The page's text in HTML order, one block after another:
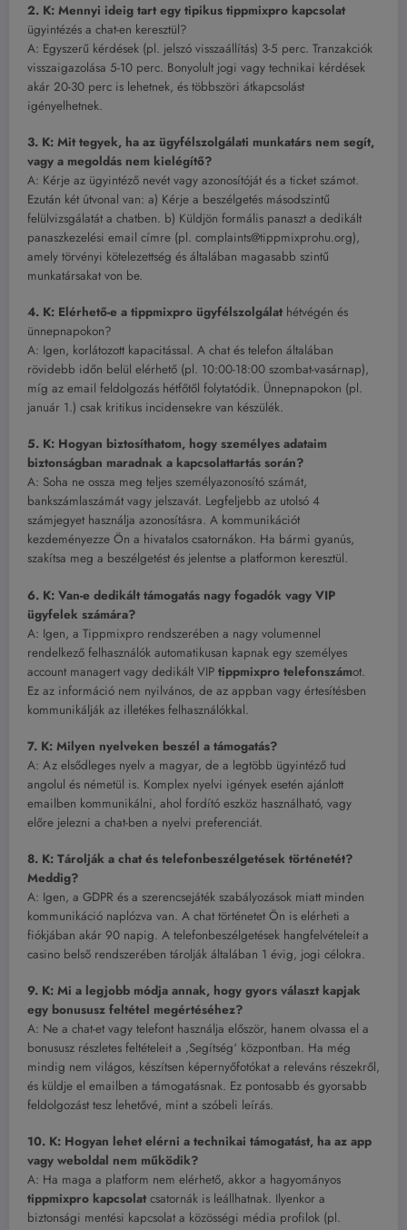
2. K: Mennyi ideig tart egy tipikus tippmixpro kapcsolat
ügyintézés a chat-en keresztül?
A: Egyszerű kérdések (pl. jelszó visszaállítás) 3-5 perc. Tranzakciók
visszaigazolása 5-10 perc. Bonyolult jogi vagy technikai kérdések
akár 20-30 perc is lehetnek, és többszöri átkapcsolást
igényelhetnek.
3. K: Mit tegyek, ha az ügyfélszolgálati munkatárs nem segít,
vagy a megoldás nem kielégítő?
A: Kérje az ügyintéző nevét vagy azonosítóját és a ticket számot.
Ezután két útvonal van: a) Kérje a beszélgetés másodszintű
felülvizsgálatát a chatben. b) Küldjön formális panaszt a dedikált
panaszkezelési email címre (pl. complaints@tippmixprohu.org),
amely törvényi kötelezettség és általában magasabb szintű
munkatársakat von be.
4. K: Elérhető-e a tippmixpro ügyfélszolgálat hétvégén és
ünnepnapokon?
A: Igen, korlátozott kapacitással. A chat és telefon általában
rövidebb időn belül elérhető (pl. 10:00-18:00 szombat-vasárnap),
míg az email feldolgozás hétfőtől folytatódik. Ünnepnapokon (pl.
január 1.) csak kritikus incidensekre van készülék.
5. K: Hogyan biztosíthatom, hogy személyes adataim
biztonságban maradnak a kapcsolattartás során?
A: Soha ne ossza meg teljes személyazonosító számát,
bankszámlaszámát vagy jelszavát. Legfeljebb az utolsó 4
számjegyet használja azonosításra. A kommunikációt
kezdeményezze Ön a hivatalos csatornákon. Ha bármi gyanús,
szakítsa meg a beszélgetést és jelentse a platformon keresztül.
6. K: Van-e dedikált támogatás nagy fogadók vagy VIP
ügyfelek számára?
A: Igen, a Tippmixpro rendszerében a nagy volumennel
rendelkező felhasználók automatikusan kapnak egy személyes
account managert vagy dedikált VIP tippmixpro telefonszámot.
Ez az információ nem nyilvános, de az appban vagy értesítésben
kommunikálják az illetékes felhasználókkal.
7. K: Milyen nyelveken beszél a támogatás?
A: Az elsődleges nyelv a magyar, de a legtöbb ügyintéző tud
angolul és németül is. Komplex nyelvi igények esetén ajánlott
emailben kommunikálni, ahol fordító eszköz használható, vagy
előre jelezni a chat-ben a nyelvi preferenciát.
8. K: Tárolják a chat és telefonbeszélgetések történetét?
Meddig?
A: Igen, a GDPR és a szerencsejáték szabályozások miatt minden
kommunikáció naplózva van. A chat történetet Ön is elérheti a
fiókjában akár 90 napig. A telefonbeszélgetések hangfelvételeit a
casino belső rendszerében tárolják általában 1 évig, jogi célokra.
9. K: Mi a legjobb módja annak, hogy gyors választ kapjak
egy bonususz feltétel megértéséhez?
A: Ne a chat-et vagy telefont használja először, hanem olvassa el a
bonususz részletes feltételeit a ‚Segítség‘ központban. Ha még
mindig nem világos, készítsen képernyőfotókat a releváns részekről,
és küldje el emailben a támogatásnak. Ez pontosabb és gyorsabb
feldolgozást tesz lehetővé, mint a szóbeli leírás.
10. K: Hogyan lehet elérni a technikai támogatást, ha az app
vagy weboldal nem működik?
A: Ha maga a platform nem elérhető, akkor a hagyományos
tippmixpro kapcsolat csatornák is leállhatnak. Ilyenkor a
biztonsági mentési kapcsolat a közösségi média profilok (pl.